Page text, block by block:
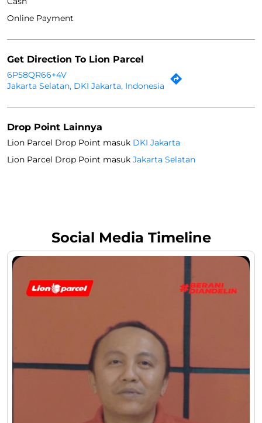
Online Payment
Get Direction To Lion Parcel
6P58QR66+4V
Jakarta Selatan, DKI Jakarta, Indonesia
Drop Point Lainnya
Lion Parcel Drop Point masuk DKI Jakarta
Lion Parcel Drop Point masuk Jakarta Selatan
Social Media Timeline